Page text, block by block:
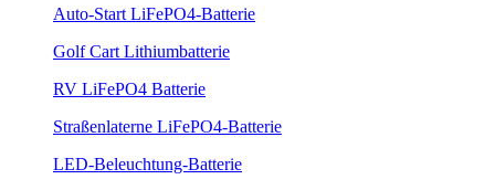
Auto-Start LiFePO4-Batterie
Golf Cart Lithiumbatterie
RV LiFePO4 Batterie
Straßenlaterne LiFePO4-Batterie
LED-Beleuchtung-Batterie